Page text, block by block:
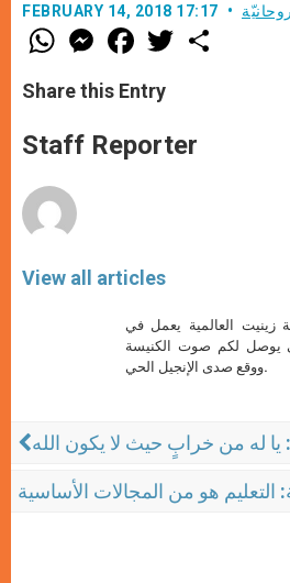
FEBRUARY 14, 2018 17:17 روحانيّة
W
h
t
s
p
p
M
e
s
e
g
e
F
a
e
b
o
k
w
r
Share this Entry
Staff Reporter
View all articles
زينيت العالمية يعمل في
يوصل لكم صوت الكنيسة
ووقع صدى الإنجيل الحي.
يا له من خرابٍ حيث لا يكون الله
التعليم هو من المجالات الأساسية